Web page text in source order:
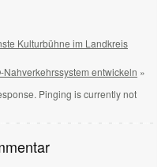
Kulturbühne im Landkreis
entwickeln »
Pinging is currently not